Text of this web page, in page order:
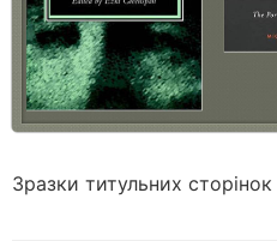
Зразки титульних